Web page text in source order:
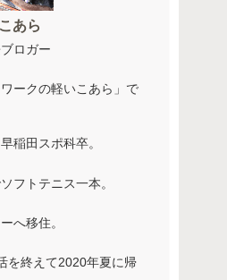
こあら
ロガー
ークの軽いこあら」で
稲田スポ科卒。
フトテニス一本。
へ移住。
を終えて2020年夏に帰